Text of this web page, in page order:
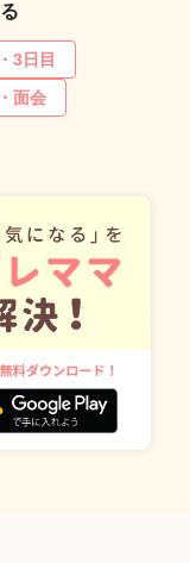
3日目
面会